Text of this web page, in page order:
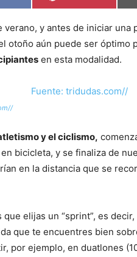
y antes de iniciar una
otoño aún puede ser óptimo
en esta modalidad.
y el ciclismo,
bicicleta, y se finaliza de
en la distancia que se
elijas un “sprint”, es decir,
que te encuentres bien
por ejemplo, en duatlones